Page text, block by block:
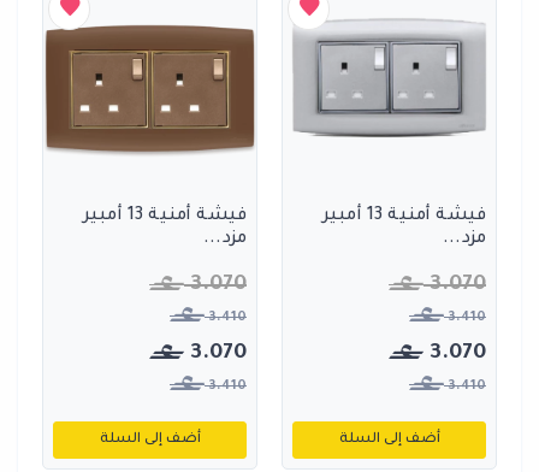
فيشة أمنية 13 أمبير
مزد...
3.070
3.410
3.070
3.410
أضف إلى السلة
فيشة أمنية 13 أمبير
مزد...
3.070
3.410
3.070
3.410
أضف إلى السلة